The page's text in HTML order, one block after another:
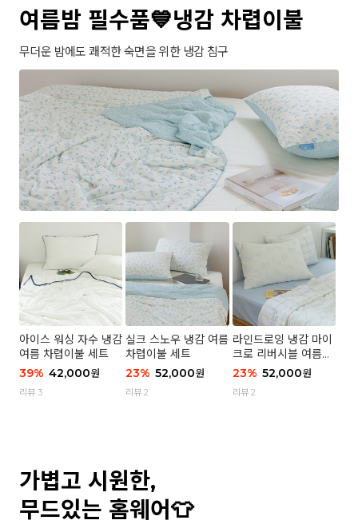
여름밤 필수품💙냉감 차렵이불
무더운 밤에도 쾌적한 숙면을 위한 냉감 침구
아이스 워싱 자수 냉감
여름 차렵이불 세트
39% 42,000원
리뷰 3
실크 스노우 냉감 여름
차렵이불 세트
23% 52,000원
리뷰 2
라인드로잉 냉감 마이
크로 리버시블 여름이
불 세트
23% 52,000원
리뷰 2
가볍고 시원한,
무드있는 홈웨어👕